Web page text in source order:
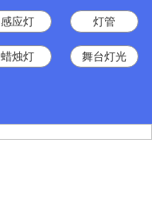
感应灯 灯管
蜡烛灯 舞台灯光